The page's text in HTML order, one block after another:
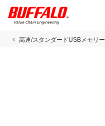
高速/スタンダードUSBメモリー